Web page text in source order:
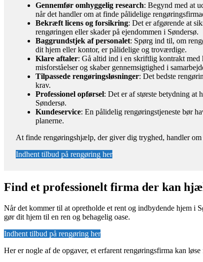
Gennemfør omhyggelig research: Begynd med at
når det handler om at finde pålidelige
Bekræft licens og forsikring: Det er afgørende at
rengøringen eller skader på ejendommen i Søndersø.
Baggrundstjek af personalet: Spørg ind til, om
dit hjem eller kontor, er pålidelige og troværdige.
Klare aftaler: Gå altid ind i en skriftlig kontrakt med
misforståelser og skaber gennemsigtighed i
Tilpassede rengøringsløsninger: Det bedste
krav.
Professionel opførsel: Det er af største betydning at
Søndersø.
Kundeservice: En pålidelig rengøringstjeneste bør
planerne.
At finde rengøringshjælp, der giver dig tryghed, handler
Indhent tilbud på rengøring her
Find et professionelt firma der kan
Når det kommer til at opretholde et rent og indbydende hjem i
gør dit hjem til en ren og behagelig oase.
Indhent tilbud på rengøring her
Her er nogle af de opgaver, et erfarent rengøringsfirma kan